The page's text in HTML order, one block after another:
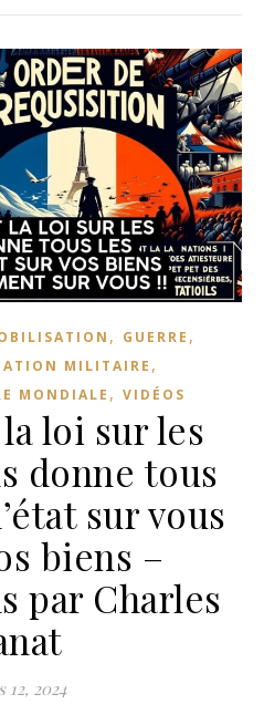
, GUERRE ,
MILITAIRE ,
MONDIALE , VIDÉOS
loi sur les
donne tous
sur vous
biens –
par Charles
12, 2024